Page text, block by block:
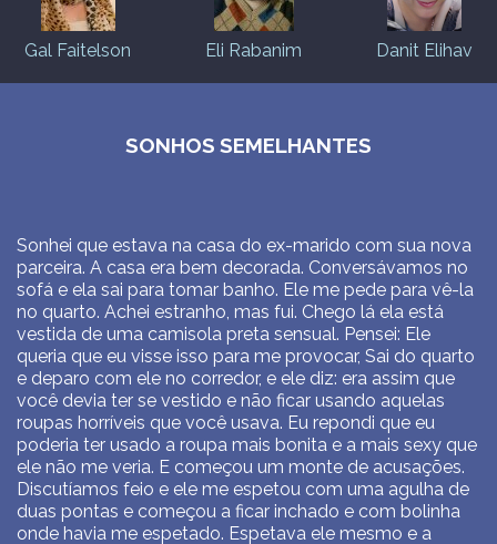
Gal Faitelson Eli Rabanim Danit Elihav
SONHOS SEMELHANTES
Sonhei que estava na casa do ex-marido com sua nova
parceira. A casa era bem decorada. Conversávamos no
sofá e ela sai para tomar banho. Ele me pede para vê-la
no quarto. Achei estranho, mas fui. Chego lá ela está
vestida de uma camisola preta sensual. Pensei: Ele
queria que eu visse isso para me provocar, Sai do quarto
e deparo com ele no corredor, e ele diz: era assim que
você devia ter se vestido e não ficar usando aquelas
roupas horríveis que você usava. Eu repondi que eu
poderia ter usado a roupa mais bonita e a mais sexy que
ele não me veria. E começou um monte de acusações.
Discutíamos feio e ele me espetou com uma agulha de
duas pontas e começou a ficar inchado e com bolinha
onde havia me espetado. Espetava ele mesmo e a